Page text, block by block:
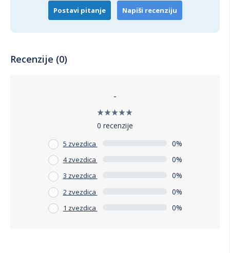
Postavi pitanje Napiši recenziju
Recenzije (0)
-
0 recenzije
5 zvezdica 0%
4 zvezdica 0%
3 zvezdica 0%
2 zvezdica 0%
1 zvezdica 0%